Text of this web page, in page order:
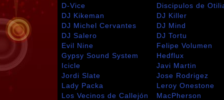
D-Vice
Discipulos de
DJ Kikeman
DJ Killer
DJ Michel Cervantes
DJ Mind
DJ Salero
DJ Tortu
Evil Nine
Felipe Volumen
Gypsy Sound System
Hedflux
Icicle
Javi Martin
Jordi Slate
Jose Rodrigez
Lady Packa
Leroy Onestone
Los Vecinos de Callejón
MacPherson